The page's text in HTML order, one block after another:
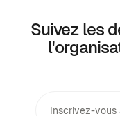
Suivez les